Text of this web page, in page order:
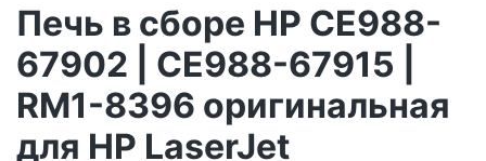
Печь в сборе HP CE988-
67902 | CE988-67915 |
RM1-8396 оригинальная
для HP LaserJet